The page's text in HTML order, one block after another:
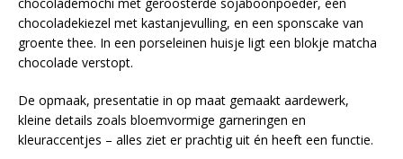
chocolademochi met geroosterde sojaboonpoeder, een
chocoladekiezel met kastanjevulling, en een sponscake van
groente thee. In een porseleinen huisje ligt een blokje matcha
chocolade verstopt.
De opmaak, presentatie in op maat gemaakt aardewerk,
kleine details zoals bloemvormige garneringen en
kleuraccentjes – alles ziet er prachtig uit én heeft een functie.